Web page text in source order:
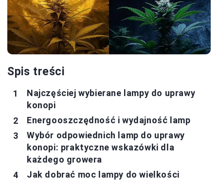
Spis treści
Najczęściej wybierane lampy do uprawy
konopi
Energooszczędność i wydajność lamp
Wybór odpowiednich lamp do uprawy
konopi: praktyczne wskazówki dla
każdego growera
Jak dobrać moc lampy do wielkości